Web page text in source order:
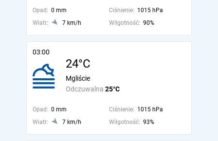
Opad: 0 mm Ciśnienie: 1015 hPa
Wiatr:
7 km/h Wilgotność: 90%
03:00
24°C
Odczuwalna 25°C
Mgliście
Opad: 0 mm Ciśnienie: 1015 hPa
Wiatr:
7 km/h Wilgotność: 93%